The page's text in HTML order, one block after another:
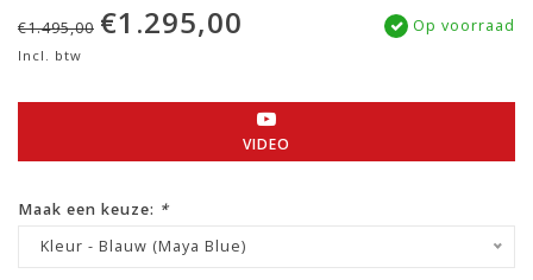
€1.495,00 €1.295,00
Incl. btw
Op voorraad
VIDEO
Maak een keuze: *
Kleur - Blauw (Maya Blue)